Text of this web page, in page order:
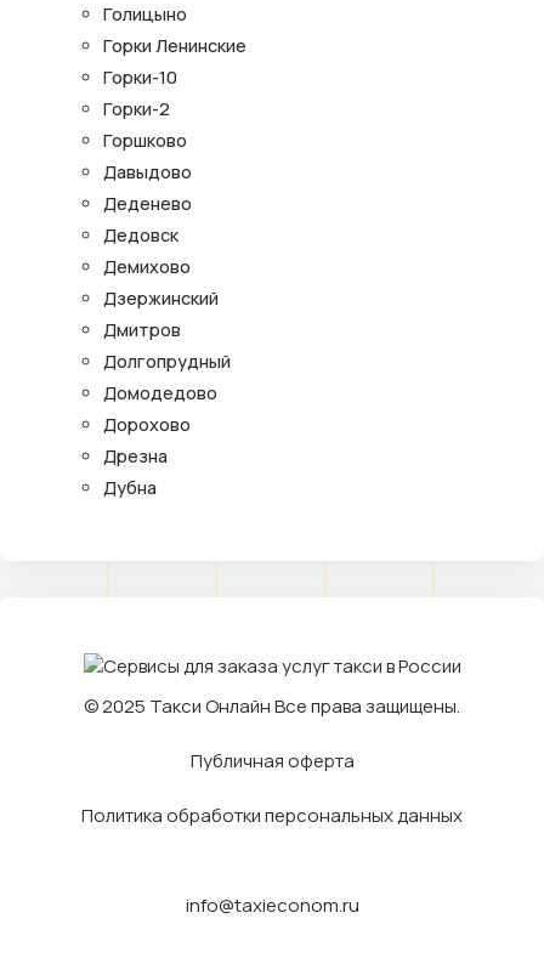
Голицыно
Горки Ленинские
Горки-10
Горки-2
Горшково
Давыдово
Деденево
Дедовск
Демихово
Дзержинский
Дмитров
Долгопрудный
Домодедово
Дорохово
Дрезна
Дубна
© 2025 Такси ОнлайнВсе права защищены.
Публичная оферта
Политика обработки персональных данных
info@taxieconom.ru